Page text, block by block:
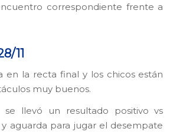
correspondiente frente a
11
en la recta final y los chicos están
muy buenos.
se llevó un resultado positivo vs
y aguarda para jugar el desempate